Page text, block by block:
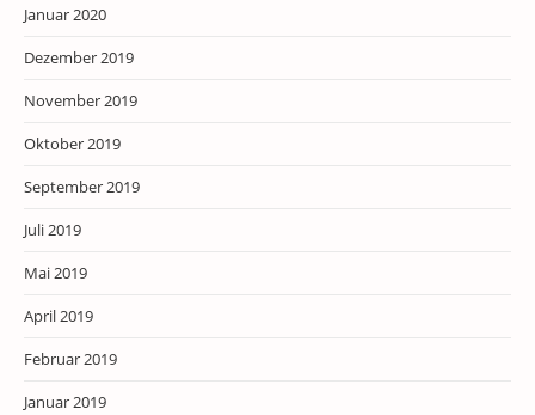
Januar 2020
Dezember 2019
November 2019
Oktober 2019
September 2019
Juli 2019
Mai 2019
April 2019
Februar 2019
Januar 2019